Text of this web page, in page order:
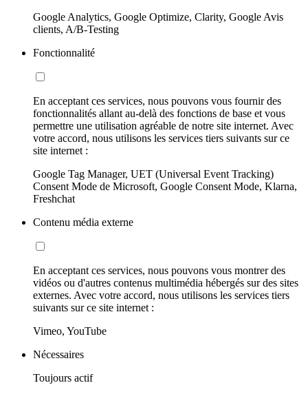
Google Analytics, Google Optimize, Clarity, Google Avis
clients, A/B-Testing
Fonctionnalité
En acceptant ces services, nous pouvons vous fournir des
fonctionnalités allant au-delà des fonctions de base et vous
permettre une utilisation agréable de notre site internet. Avec
votre accord, nous utilisons les services tiers suivants sur ce
site internet :
Google Tag Manager, UET (Universal Event Tracking)
Consent Mode de Microsoft, Google Consent Mode, Klarna,
Freshchat
Contenu média externe
En acceptant ces services, nous pouvons vous montrer des
vidéos ou d'autres contenus multimédia hébergés sur des sites
externes. Avec votre accord, nous utilisons les services tiers
suivants sur ce site internet :
Vimeo, YouTube
Nécessaires
Toujours actif